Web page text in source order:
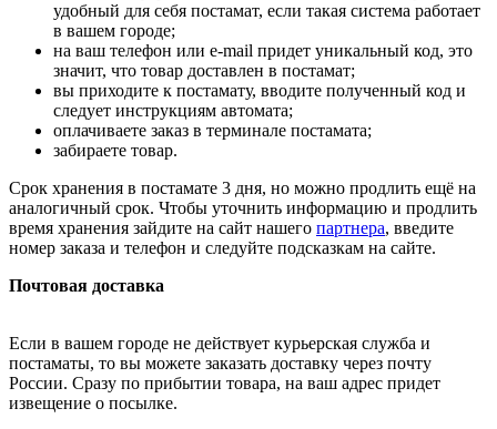
удобный для себя постамат, если такая система работает
в вашем городе;
на ваш телефон или e-mail придет уникальный код, это
значит, что товар доставлен в постамат;
вы приходите к постамату, вводите полученный код и
следует инструкциям автомата;
оплачиваете заказ в терминале постамата;
забираете товар.
Срок хранения в постамате 3 дня, но можно продлить ещё на
аналогичный срок. Чтобы уточнить информацию и продлить
время хранения зайдите на сайт нашего партнера, введите
номер заказа и телефон и следуйте подсказкам на сайте.
Почтовая доставка
Если в вашем городе не действует курьерская служба и
постаматы, то вы можете заказать доставку через почту
России. Сразу по прибытии товара, на ваш адрес придет
извещение о посылке.